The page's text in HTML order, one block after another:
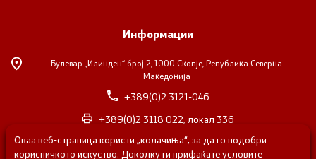
Информации
Булевар „Илинден“ број 2, 1000 Скопје, Република Северна
Македонија
+389(0)2 3121-046
+389(0)2 3118 022, локал 336
nvosorabotka@gs.gov.mk
Оваа веб-страница користи „колачиња“, за да го подобри
корисничкото искуство. Доколку ги прифаќате условите